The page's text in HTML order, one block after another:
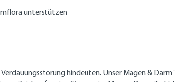
unterstützen
hindeuten. Unser Magen &